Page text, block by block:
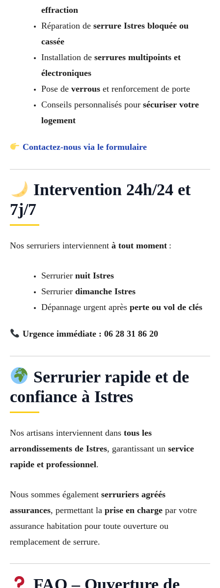
effraction
Réparation de serrure Istres bloquée ou
cassée
Installation de serrures multipoints et
électroniques
Pose de verrouset renforcement de porte
Conseils personnalisés pour sécuriser votre
logement
Contactez-nous via le formulaire
Intervention 24h/24 et
7j/7
Nos serruriers interviennent à tout moment :
Serrurier nuit Istres
Serrurier dimanche Istres
Dépannage urgent après perte ou vol de clés
Urgence immédiate : 06 28 31 86 20
Serrurier rapide et de
confiance à Istres
Nos artisans interviennent dans tous les
arrondissements de Istres, garantissant un service
rapide et professionnel.
Nous sommes également serruriers agréés
assurances, permettant la prise en charge par votre
assurance habitation pour toute ouverture ou
remplacement de serrure.